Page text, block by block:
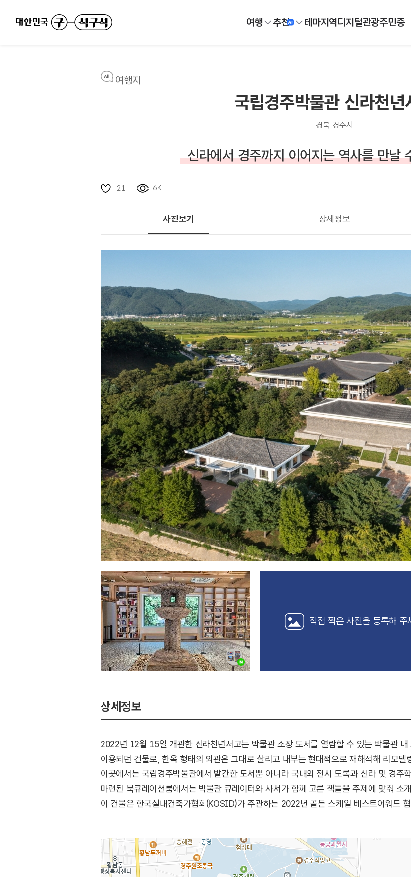
여행 추천 테마지역디지털관광주민증
여행지
국립경주박물관 신라천년
경북 경주시
신라에서 경주까지 이어지는 역사를 만날
21 6K
사진보기 상세정보
직접 찍은 사진을등록해 주
상세정보
2022년 12월 15일 개관한 신라천년서고는 박물관 소장 도서를 열람할 수 있는 박물관
이용되던 건물로, 한옥 형태의 외관은 그대로 살리고 내부는 현대적으로 재해석해 리모델
이곳에서는 국립경주박물관에서 발간한 도서뿐 아니라 국내외 전시 도록과 신라 및 경주
마련된 북큐레이션룸에서는 박물관 큐레이터와 사서가 함께 고른 책들을 주제에 맞춰 소
이 건물은 한국실내건축가협회(KOSID)가 주관하는 2022년 골든 스케일 베스트어워드